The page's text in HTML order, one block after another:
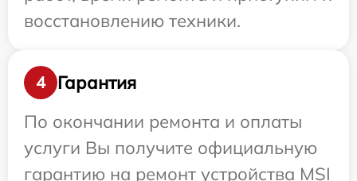
восстановлению техники.
4
Гарантия
По окончании ремонта и оплаты
услуги Вы получите официальную
гарантию на ремонт устройства MSI